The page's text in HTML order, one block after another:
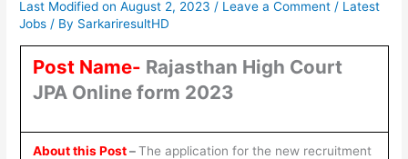
Last Modified on August 2, 2023 / Leave a Comment / Latest
Jobs / By SarkariresultHD
Post Name- Rajasthan High Court
JPA Online form 2023
About this Post–The application for the new recruitment